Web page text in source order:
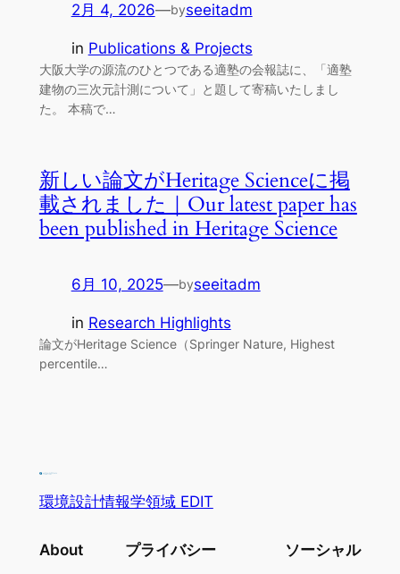
2月 4, 2026—byseeitadm
in Publications & Projects
大阪大学の源流のひとつである適塾の会報誌に、「適塾
建物の三次元計測について」と題して寄稿いたしまし
た。 本稿で…
新しい論文がHeritage Scienceに掲
載されました｜Our latest paper has
been published in Heritage Science
6月 10, 2025—byseeitadm
in Research Highlights
論文がHeritage Science（Springer Nature, Highest
percentile…
環境設計情報学領域 EDIT
About プライバシー ソーシャル